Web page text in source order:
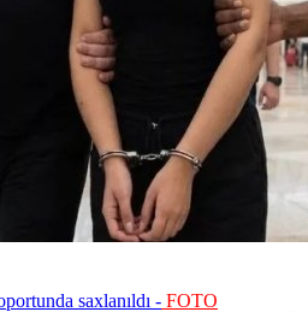
saxlanıldı - FOTO